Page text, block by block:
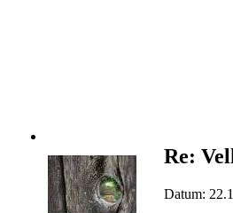
Re:
Datum: